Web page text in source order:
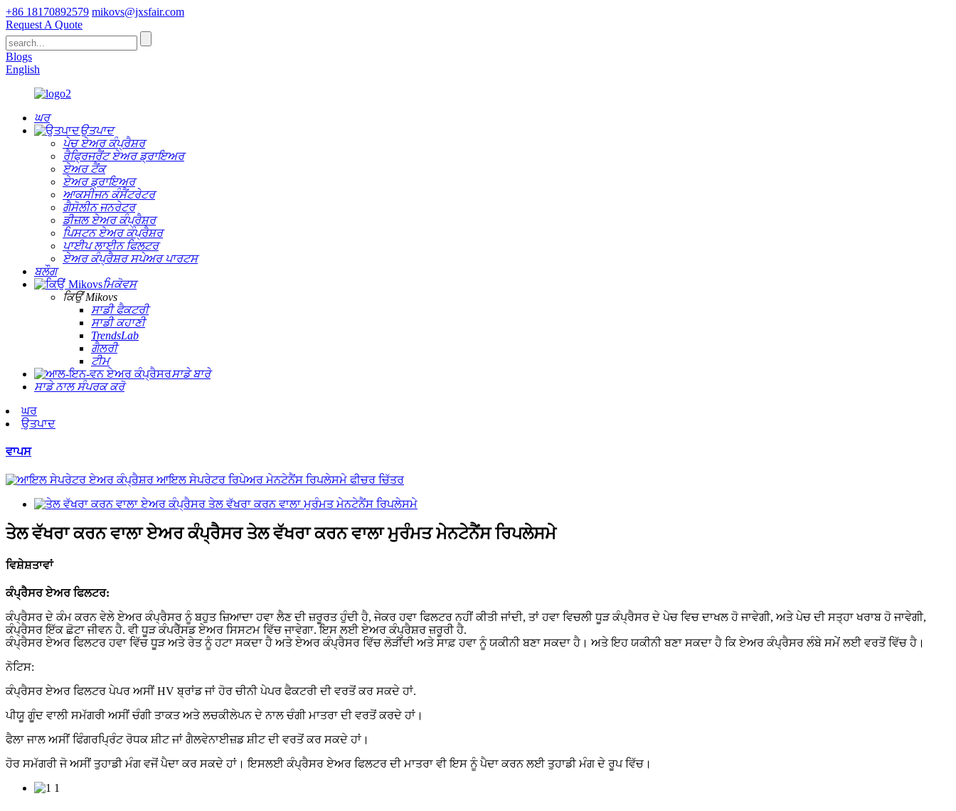
+86 18170892579 mikovs@jxsfair.com
Request A Quote
Blogs
English
ਘਰ
ਉਤਪਾਦ
ਪੇਚ ਏਅਰ ਕੰਪ੍ਰੈਸ਼ਰ
ਰੈਫ੍ਰਿਜਰੈਂਟ ਏਅਰ ਡ੍ਰਾਇਅਰ
ਏਅਰ ਟੈਂਕ
ਏਅਰ ਡ੍ਰਾਇਅਰ
ਆਕਸੀਜਨ ਕੰਸੈਂਟਰੇਟਰ
ਗੈਸੋਲੀਨ ਜਨਰੇਟਰ
ਡੀਜ਼ਲ ਏਅਰ ਕੰਪ੍ਰੈਸ਼ਰ
ਪਿਸਟਨ ਏਅਰ ਕੰਪ੍ਰੈਸ਼ਰ
ਪਾਈਪ ਲਾਈਨ ਫਿਲਟਰ
ਏਅਰ ਕੰਪ੍ਰੈਸ਼ਰ ਸਪੇਅਰ ਪਾਰਟਸ
ਬਲੌਗ
ਮਿਕੋਵਸ
ਕਿਉਂ Mikovs
ਸਾਡੀ ਫੈਕਟਰੀ
ਸਾਡੀ ਕਹਾਣੀ
TrendsLab
ਗੈਲਰੀ
ਟੀਮ
ਸਾਡੇ ਬਾਰੇ
ਸਾਡੇ ਨਾਲ ਸੰਪਰਕ ਕਰੋ
ਘਰ
ਉਤਪਾਦ
ਵਾਪਸ
ਤੇਲ ਵੱਖਰਾ ਕਰਨ ਵਾਲਾ ਏਅਰ ਕੰਪ੍ਰੈਸਰ ਤੇਲ ਵੱਖਰਾ ਕਰਨ ਵਾਲਾ ਮੁਰੰਮਤ ਮੇਨਟੇਨੈਂਸ ਰਿਪਲੇਸਮੇ
ਵਿਸ਼ੇਸ਼ਤਾਵਾਂ
ਕੰਪ੍ਰੈਸਰ ਏਅਰ ਫਿਲਟਰ:
ਕੰਪ੍ਰੈਸਰ ਦੇ ਕੰਮ ਕਰਨ ਵੇਲੇ ਏਅਰ ਕੰਪ੍ਰੈਸਰ ਨੂੰ ਬਹੁਤ ਜ਼ਿਆਦਾ ਹਵਾ ਲੈਣ ਦੀ ਜ਼ਰੂਰਤ ਹੁੰਦੀ ਹੈ, ਜੇਕਰ ਹਵਾ ਫਿਲਟਰ ਨਹੀਂ ਕੀਤੀ ਜਾਂਦੀ, ਤਾਂ ਹਵਾ ਵਿਚਲੀ ਧੂੜ ਕੰਪ੍ਰੈਸਰ ਦੇ ਪੇਚ ਵਿਚ ਦਾਖਲ ਹੋ ਜਾਵੇਗੀ, ਅਤੇ ਪੇਚ ਦੀ ਸਤ੍ਹਾ ਖਰਾਬ ਹੋ ਜਾਵੇਗੀ,
ਕੰਪ੍ਰੈਸਰ ਇੱਕ ਛੋਟਾ ਜੀਵਨ ਹੈ. ਵੀ ਧੂੜ ਕੰਪਰੈੱਸਡ ਏਅਰ ਸਿਸਟਮ ਵਿੱਚ ਜਾਵੇਗਾ. ਇਸ ਲਈ ਏਅਰ ਕੰਪ੍ਰੈਸ਼ਰ ਜ਼ਰੂਰੀ ਹੈ.
ਕੰਪ੍ਰੈਸਰ ਏਅਰ ਫਿਲਟਰ ਹਵਾ ਵਿੱਚ ਧੂੜ ਅਤੇ ਰੇਤ ਨੂੰ ਹਟਾ ਸਕਦਾ ਹੈ ਅਤੇ ਏਅਰ ਕੰਪ੍ਰੈਸਰ ਵਿੱਚ ਲੋੜੀਂਦੀ ਅਤੇ ਸਾਫ਼ ਹਵਾ ਨੂੰ ਯਕੀਨੀ ਬਣਾ ਸਕਦਾ ਹੈ। ਅਤੇ ਇਹ ਯਕੀਨੀ ਬਣਾ ਸਕਦਾ ਹੈ ਕਿ ਏਅਰ ਕੰਪ੍ਰੈਸਰ ਲੰਬੇ ਸਮੇਂ ਲਈ ਵਰਤੋਂ ਵਿੱਚ ਹੈ।
ਨੋਟਿਸ:
ਕੰਪ੍ਰੈਸਰ ਏਅਰ ਫਿਲਟਰ ਪੇਪਰ ਅਸੀਂ HV ਬ੍ਰਾਂਡ ਜਾਂ ਹੋਰ ਚੀਨੀ ਪੇਪਰ ਫੈਕਟਰੀ ਦੀ ਵਰਤੋਂ ਕਰ ਸਕਦੇ ਹਾਂ.
ਪੀਯੂ ਗੂੰਦ ਵਾਲੀ ਸਮੱਗਰੀ ਅਸੀਂ ਚੰਗੀ ਤਾਕਤ ਅਤੇ ਲਚਕੀਲੇਪਨ ਦੇ ਨਾਲ ਚੰਗੀ ਮਾਤਰਾ ਦੀ ਵਰਤੋਂ ਕਰਦੇ ਹਾਂ।
ਫੈਲਾ ਜਾਲ ਅਸੀਂ ਫਿੰਗਰਪ੍ਰਿੰਟ ਰੋਧਕ ਸ਼ੀਟ ਜਾਂ ਗੈਲਵੇਨਾਈਜ਼ਡ ਸ਼ੀਟ ਦੀ ਵਰਤੋਂ ਕਰ ਸਕਦੇ ਹਾਂ।
ਹੋਰ ਸਮੱਗਰੀ ਜੋ ਅਸੀਂ ਤੁਹਾਡੀ ਮੰਗ ਵਜੋਂ ਪੈਦਾ ਕਰ ਸਕਦੇ ਹਾਂ। ਇਸਲਈ ਕੰਪ੍ਰੈਸਰ ਏਅਰ ਫਿਲਟਰ ਦੀ ਮਾਤਰਾ ਵੀ ਇਸ ਨੂੰ ਪੈਦਾ ਕਰਨ ਲਈ ਤੁਹਾਡੀ ਮੰਗ ਦੇ ਰੂਪ ਵਿੱਚ।
1